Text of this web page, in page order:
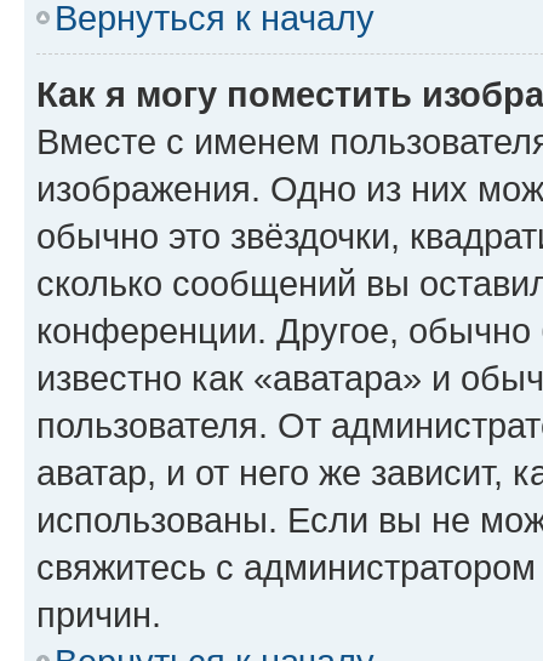
Вернуться к началу
Как я могу поместить
Вместе с именем
изображения. Одно из них
обычно это звёздочки,
сколько сообщений вы
конференции. Другое,
известно как «аватара» и
пользователя. От
аватар, и от него же зависит,
использованы. Если вы не
свяжитесь с
причин.